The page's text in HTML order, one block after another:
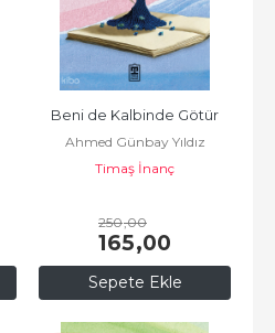
Sepete Ekle
Beni de Kalbinde Götür
Ahmed Günbay Yıldız
Timaş İnanç
250,00
165,00